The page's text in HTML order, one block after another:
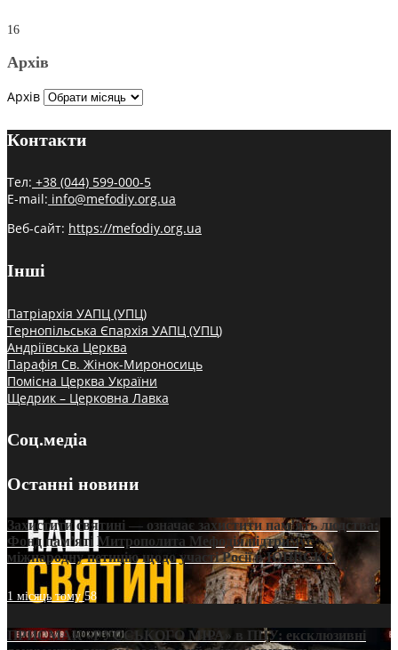
16
Архів
Архів
Контакти
Тел: +38 (044) 599-000-5
E-mail: info@mefodiy.org.ua
Веб-сайт: https://mefodiy.org.ua
Інші
Патріархія УАПЦ (УПЦ)
Тернопільська Єпархія УАПЦ (УПЦ)
Андріївська Церква
Парафія Св. Жінок-Мироносиць
Помісна Церква України
Щедрик – Церковна Лавка
Соц.медіа
Останні новини
Захистити святині — означає захистити пам’ять людства:
Фонд пам’яті Митрополита Мефодія підтримує
міжнародну петицію щодо участі Росії в ЮНЕСКО
1 місяць тому58
ПРИСМАК «РУССЬКОГО МІРА» в ПЦУ: ексклюзивні